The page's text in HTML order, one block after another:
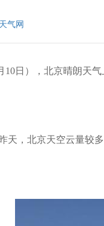
气网
日），北京晴朗天气
，北京天空云量较多